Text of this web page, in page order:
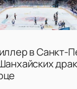
в Санкт-